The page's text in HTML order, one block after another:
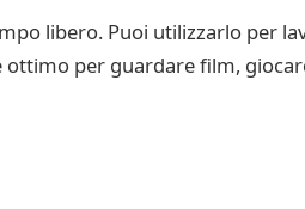
libero. Puoi utilizzarlo per
per guardare film,